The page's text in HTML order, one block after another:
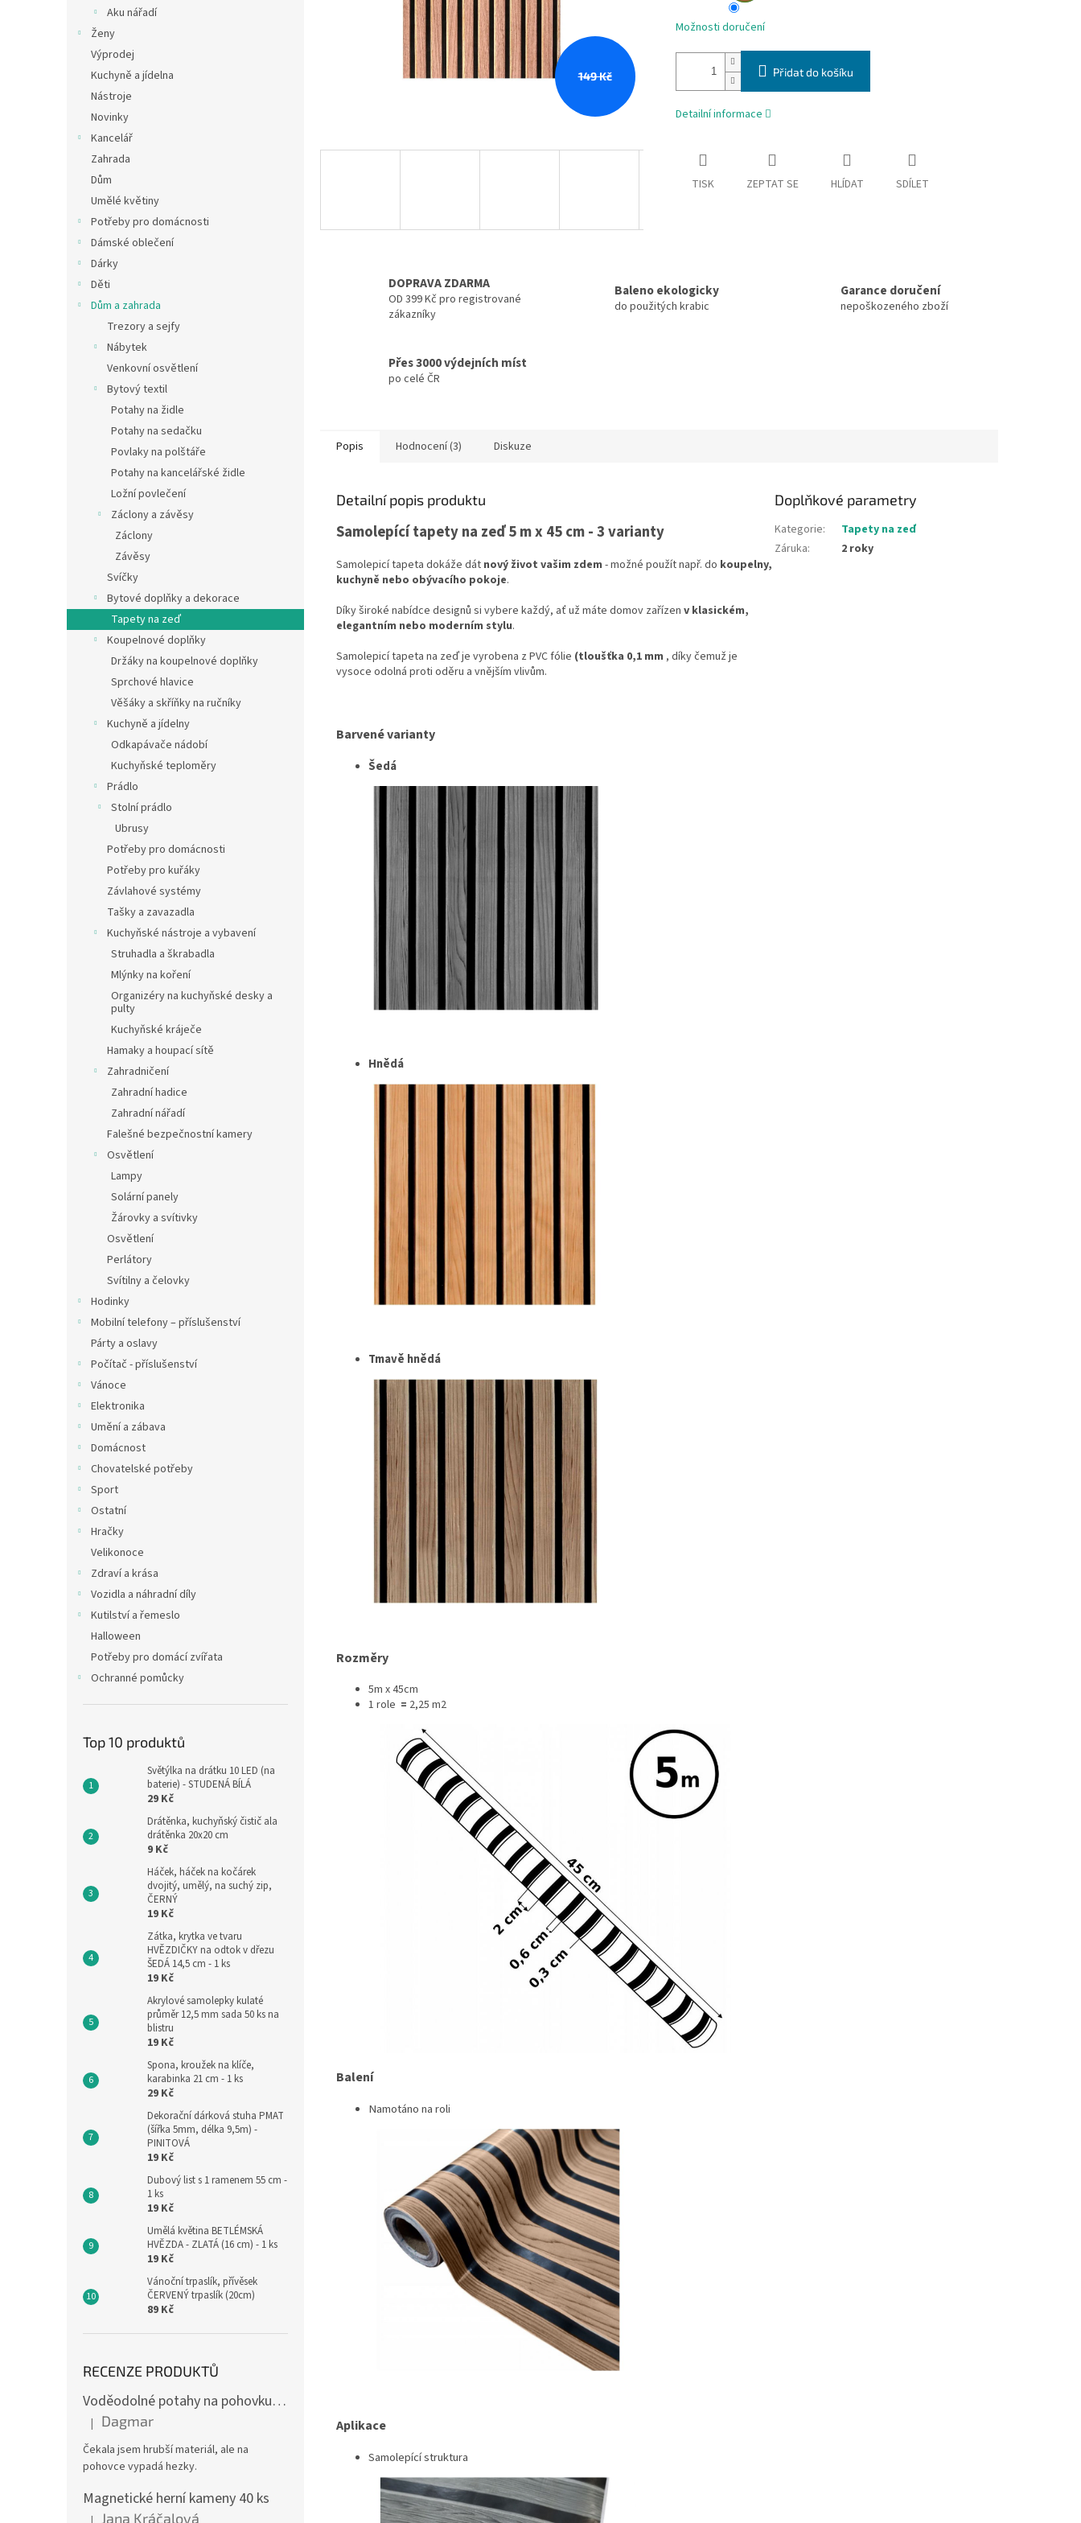
Aku nářadí
Ženy
Výprodej
Kuchyně a jídelna
Nástroje
Novinky
Kancelář
Zahrada
Dům
Umělé květiny
Potřeby pro domácnosti
Dámské oblečení
Dárky
Děti
Dům a zahrada
Trezory a sejfy
Nábytek
Venkovní osvětlení
Bytový textil
Potahy na židle
Potahy na sedačku
Povlaky na polštáře
Potahy na kancelářské židle
Ložní povlečení
Záclony a závěsy
Záclony
Závěsy
Svíčky
Bytové doplňky a dekorace
Tapety na zeď
Koupelnové doplňky
Držáky na koupelnové doplňky
Sprchové hlavice
Věšáky a skříňky na ručníky
Kuchyně a jídelny
Odkapávače nádobí
Kuchyňské teploměry
Prádlo
Stolní prádlo
Ubrusy
Potřeby pro domácnosti
Potřeby pro kuřáky
Závlahové systémy
Tašky a zavazadla
Kuchyňské nástroje a vybavení
Struhadla a škrabadla
Mlýnky na koření
Organizéry na kuchyňské desky a
pulty
Kuchyňské kráječe
Hamaky a houpací sítě
Zahradničení
Zahradní hadice
Zahradní nářadí
Falešné bezpečnostní kamery
Osvětlení
Lampy
Solární panely
Žárovky a svítivky
Osvětlení
Perlátory
Svítilny a čelovky
Hodinky
Mobilní telefony – příslušenství
Párty a oslavy
Počítač - příslušenství
Vánoce
Elektronika
Umění a zábava
Domácnost
Chovatelské potřeby
Sport
Ostatní
Hračky
Velikonoce
Zdraví a krása
Vozidla a náhradní díly
Kutilství a řemeslo
Halloween
Potřeby pro domácí zvířata
Ochranné pomůcky
Top 10 produktů
Světýlka na drátku 10 LED (na
baterie) - STUDENÁ BÍLÁ
29 Kč
Drátěnka, kuchyňský čistič ala
drátěnka 20x20 cm
9 Kč
Háček, háček na kočárek
dvojitý, umělý, na suchý zip,
ČERNÝ
19 Kč
Zátka, krytka ve tvaru
HVĚZDIČKY na odtok v dřezu
ŠEDÁ 14,5 cm - 1 ks
19 Kč
Akrylové samolepky kulaté
průměr 12,5 mm sada 50 ks na
blistru
19 Kč
Spona, kroužek na klíče,
karabinka 21 cm - 1 ks
29 Kč
Dekorační dárková stuha PMAT
(šířka 5mm, délka 9,5m) -
PINITOVÁ
19 Kč
Dubový list s 1 ramenem 55 cm -
1 ks
19 Kč
Umělá květina BETLÉMSKÁ
HVĚZDA - ZLATÁ (16 cm) - 1 ks
19 Kč
Vánoční trpaslík, přívěsek
ČERVENÝ trpaslík (20cm)
89 Kč
RECENZE PRODUKTŮ
Voděodolné potahy na pohovku se vzorem
Hodnocení produktu je 4 z 5 hvězdiček.
| Dagmar
Čekala jsem hrubší materiál, ale na
pohovce vypadá hezky.
Magnetické herní kameny 40 ks
Jana Kráčalová
149 Kč
Možnosti doručení
Přidat do košíku
Detailní informace
TISK ZEPTAT SE HLÍDAT SDÍLET
DOPRAVA ZDARMA
OD 399 Kč pro registrované
zákazníky
Baleno ekologicky
do použitých krabic
Garance doručení
nepoškozeného zboží
Přes 3000 výdejních míst
po celé ČR
Popis Hodnocení (3) Diskuze
Detailní popis produktu
Samolepící tapety na zeď 5 m x 45 cm - 3 varianty
Samolepicí tapeta dokáže dát nový život vašim zdem - možné použít např. do koupelny,
kuchyně nebo obývacího pokoje.
Díky široké nabídce designů si vybere každý, ať už máte domov zařízen v klasickém,
elegantním nebo moderním stylu.
Samolepicí tapeta na zeď je vyrobena z PVC fólie (tloušťka 0,1 mm , díky čemuž je
vysoce odolná proti oděru a vnějším vlivům.
Barvené varianty
Šedá
Hnědá
Tmavě hnědá
Rozměry
5m x 45cm
1 role = 2,25 m2
Balení
Namotáno na roli
Aplikace
Samolepící struktura
Doplňkové parametry
Kategorie:
Tapety na zeď
Záruka: 2 roky